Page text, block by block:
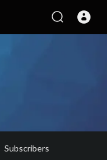
Subscribers